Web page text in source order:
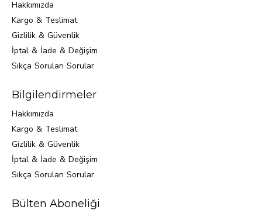
Hakkımızda
Kargo & Teslimat
Gizlilik & Güvenlik
İptal & İade & Değişim
Sıkça Sorulan Sorular
Bilgilendirmeler
Hakkımızda
Kargo & Teslimat
Gizlilik & Güvenlik
İptal & İade & Değişim
Sıkça Sorulan Sorular
Bülten Aboneliği